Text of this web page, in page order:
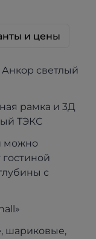
и цены
светлый
рамка и 3Д
ТЭКС
можно
с
шариковые,